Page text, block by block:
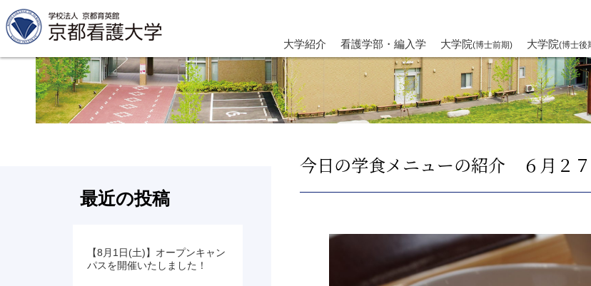
大学紹介 看護学部・編入学 大学院(博士前期) 大学院(博士後
今日の学食メニューの紹介 ６月２７
最近の投稿
【8月1日(土)】オープンキャン
パスを開催いたしました！